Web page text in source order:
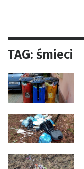
TAG: śmieci